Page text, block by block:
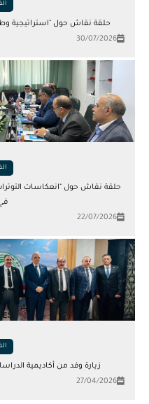
حلقة نقاش حول "استراتيجية
30/07/2026
حلقة نقاش حول "انعكاسات
22/07/2026
زيارة وفد من أكاديمية
27/04/2026